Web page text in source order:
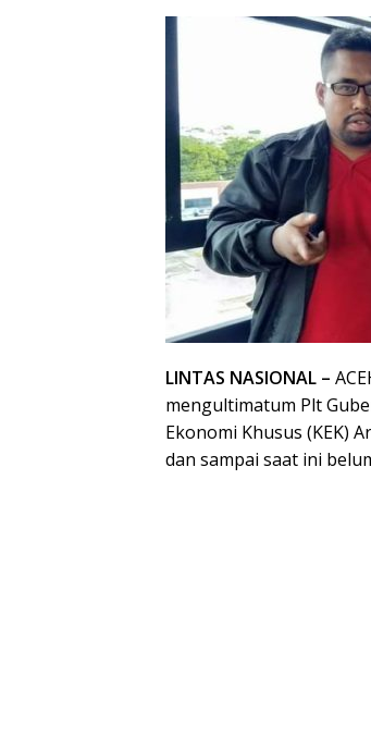
LINTAS NASIONAL –
mengultimatum Plt
Ekonomi Khusus (KEK)
dan sampai saat ini